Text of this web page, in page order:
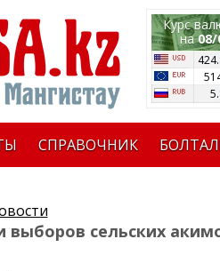
Курс
на08/
СПРАВОЧНИК
выборов сельских